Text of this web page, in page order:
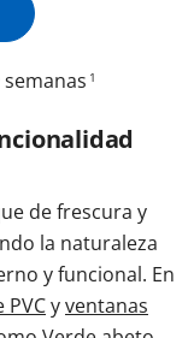
1
de frescura y
la naturaleza
y funcional. En
PVCyventanas